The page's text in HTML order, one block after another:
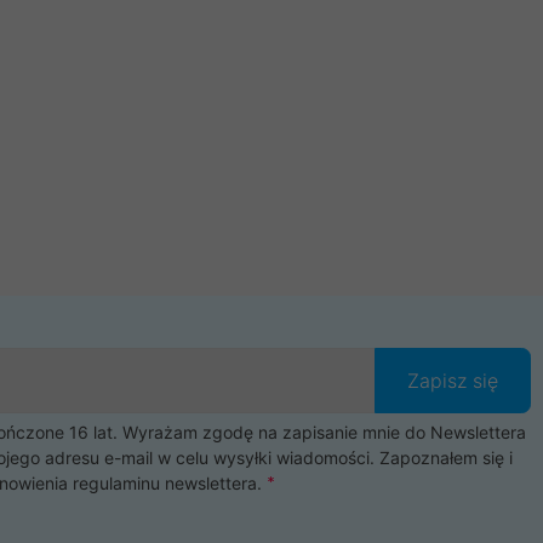
Zapisz się
16 lat. Wyrażam zgodę na zapisanie mnie do Newslettera
adresu e-mail w celu wysyłki wiadomości. Zapoznałem się i
regulaminu newslettera.